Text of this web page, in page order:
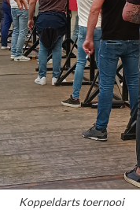
Koppeldarts toernooi